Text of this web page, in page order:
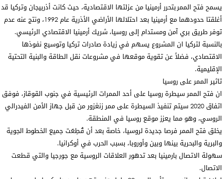
يسمح فتح الممر بتحرر أرمينيا من عزلتها الاقتصادية، حيث كانت أذربيجان وتركيا قد
أغلقتا حدودهما مع أرمينيا بعد احتلالها الأراضي الأذرية عام 1992، ونتج عنه عدم
توفر طريق بري آمن ومستدام إلى روسيا، شريك أرمينيا الاقتصادي الرئيسي.
بالنسبة لتركيا ان المشروع يسهم في زيادة صادرات تركيا وتوسيع نفوذها
الاقتصادي، فضلاً عن تقوية موقعها في مشروعات نقل الطاقة والبنية التحتية
الإقليمية.
تاثير الممر على روسيا
ان فتح الممر سيطرة روسيا على أحد الممرات الرئيسية في جنوب القوقاز، فوفق
اتفاق 2020 سيتم تنفيذ السيطرة على ممر زنغزور من قبل جهاز الأمن الفيدرالي
الروسي، وهو مما يعزز موقع روسيا في المنطقة.
يخلق فتح الممر فرصا جديدة لروسيا، خاصة بعد أن قُطِعَت جميع الخطوط الجوية
والبرية والبحرية بينها وبين وأوروبا، بسبب الحرب في أوكرانيا.
سهولة الاتصال بارمينيا بعد تدهور العلاقات الروسية مع جورجيا والتي قطعت
الاتصال.